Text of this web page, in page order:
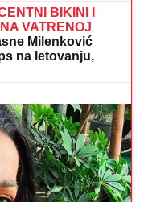
su detalji